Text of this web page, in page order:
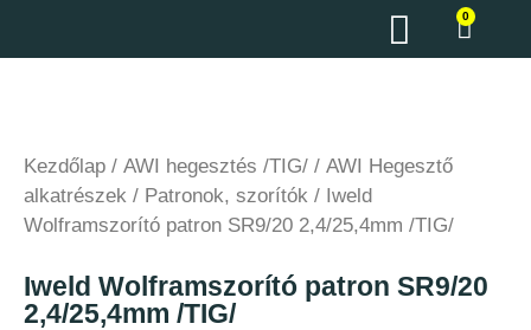
0
Kezdőlap / AWI hegesztés /TIG/ / AWI Hegesztő
alkatrészek / Patronok, szorítók / Iweld
Wolframszorító patron SR9/20 2,4/25,4mm /TIG/
Iweld Wolframszorító patron SR9/20
2,4/25,4mm /TIG/